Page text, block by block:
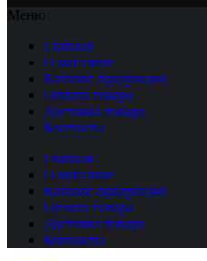
Меню
Главная
О магазине
Каталог продукции
Оплата товара
Доставка товара
Контакты
Главная
О магазине
Каталог продукции
Оплата товара
Доставка товара
Контакты